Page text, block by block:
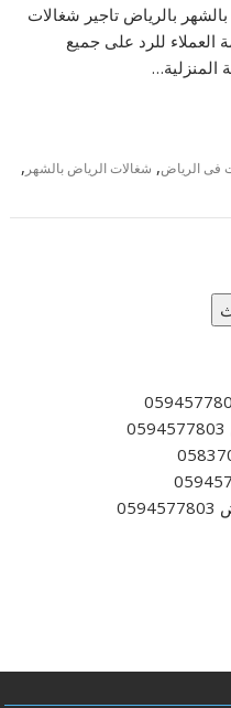
بالرياض تاجير شغالات
للرد على جميع
المنزلية…
فى الرياض, شغالات الرياض بالشهر ,